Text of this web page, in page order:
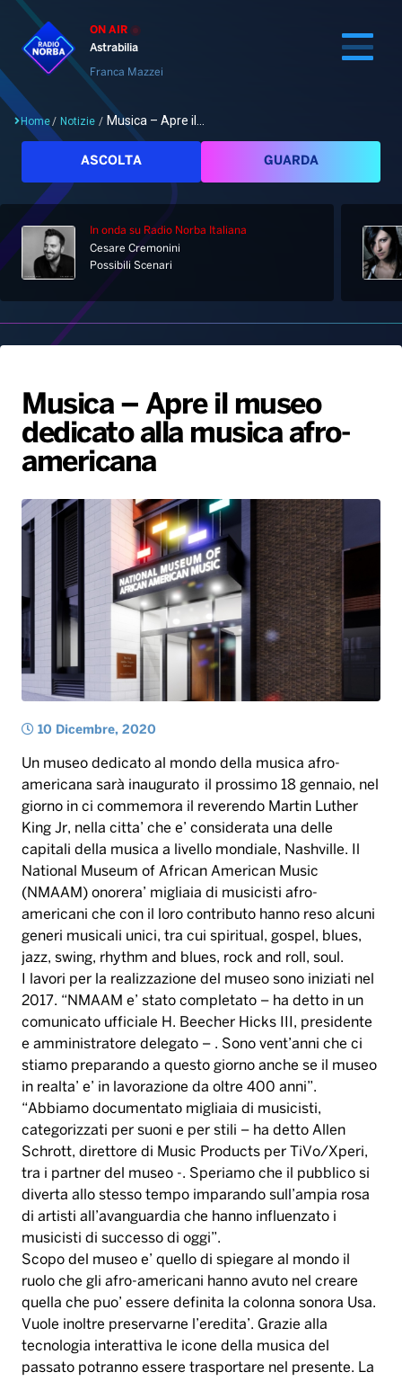
ON AIR
Astrabilia
Franca Mazzei
Home
Palinsesto
Hit Dance
Giochi&Concorsi
PALATOUR
Notizie
Locali
Musica e Spettacolo
Sport
Radio Norba Consiglia
Leggerissime
Playlist
Generale
Novità
Notiziario
Interviste
Oroscopo
Speciale Astrabilia 2026
Gallery
Radio Norba News TV
Voce al Bari
Battiti Live 2026
Gallery
Home/ Notizie / Musica – Apre il...
ASCOLTA GUARDA
In onda su Radio Norba Italiana
Cesare Cremonini
Possibili Scenari
Musica – Apre il museo
dedicato alla musica afro-
americana
10 Dicembre, 2020
Un museo dedicato al mondo della musica afro-
americana sarà inaugurato il prossimo 18 gennaio, nel
giorno in ci commemora il reverendo Martin Luther
King Jr, nella citta’ che e’ considerata una delle
capitali della musica a livello mondiale, Nashville. Il
National Museum of African American Music
(NMAAM) onorera’ migliaia di musicisti afro-
americani che con il loro contributo hanno reso alcuni
generi musicali unici, tra cui spiritual, gospel, blues,
jazz, swing, rhythm and blues, rock and roll, soul.
I lavori per la realizzazione del museo sono iniziati nel
2017. “NMAAM e’ stato completato – ha detto in un
comunicato ufficiale H. Beecher Hicks III, presidente
e amministratore delegato – . Sono vent’anni che ci
stiamo preparando a questo giorno anche se il museo
in realta’ e’ in lavorazione da oltre 400 anni”.
“Abbiamo documentato migliaia di musicisti,
categorizzati per suoni e per stili – ha detto Allen
Schrott, direttore di Music Products per TiVo/Xperi,
tra i partner del museo -. Speriamo che il pubblico si
diverta allo stesso tempo imparando sull’ampia rosa
di artisti all’avanguardia che hanno influenzato i
musicisti di successo di oggi”.
Scopo del museo e’ quello di spiegare al mondo il
ruolo che gli afro-americani hanno avuto nel creare
quella che puo’ essere definita la colonna sonora Usa.
Vuole inoltre preservarne l’eredita’. Grazie alla
tecnologia interattiva le icone della musica del
passato potranno essere trasportare nel presente. La